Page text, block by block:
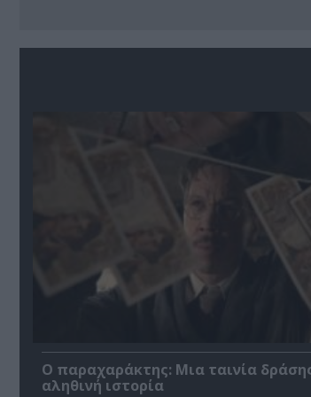
Ο παραχαράκτης: Μια ταινία
αληθινή ιστορία